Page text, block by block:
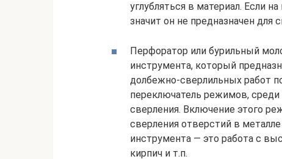
углубляться в материал. Если
значит он не предназначен для
Перфоратор или бурильный
инструмента, который
долбежно-сверлильных работ
переключатель режимов,
сверления. Включение этого
сверления отверстий в
инструмента — это работа с
кирпич и т.п.